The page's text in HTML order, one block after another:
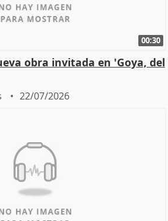
00:30
obra invitada en 'Goya, del
22/07/2026